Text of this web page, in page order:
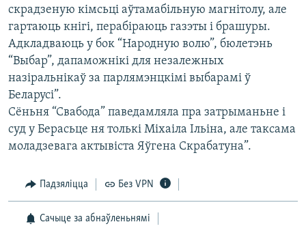
скрадзеную кімсьці аўтамабільную магнітолу, але
гартаюць кнігі, перабіраюць газэты і брашуры.
Адкладваюць у бок “Народную волю”, бюлетэнь
“Выбар”, дапаможнікі для незалежных
назіральнікаў за парлямэнцкімі выбарамі ў
Беларусі”.
Сёньня “Свабода” паведамляла пра затрыманьне і
суд у Берасьце ня толькі Міхаіла Ільіна, але таксама
моладзевага актывіста Яўгена Скрабатуна”.
Падзяліцца Без VPN
Сачыце за абнаўленьнямі